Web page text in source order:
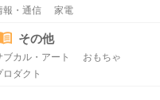
報・通信
家電
その他
ブカル・アート
おもちゃ
ロダクト